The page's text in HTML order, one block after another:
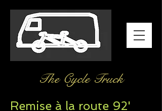
The Cycle Truck
Remise à la route 92'